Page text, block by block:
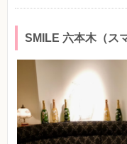
SMILE 六本木（ス